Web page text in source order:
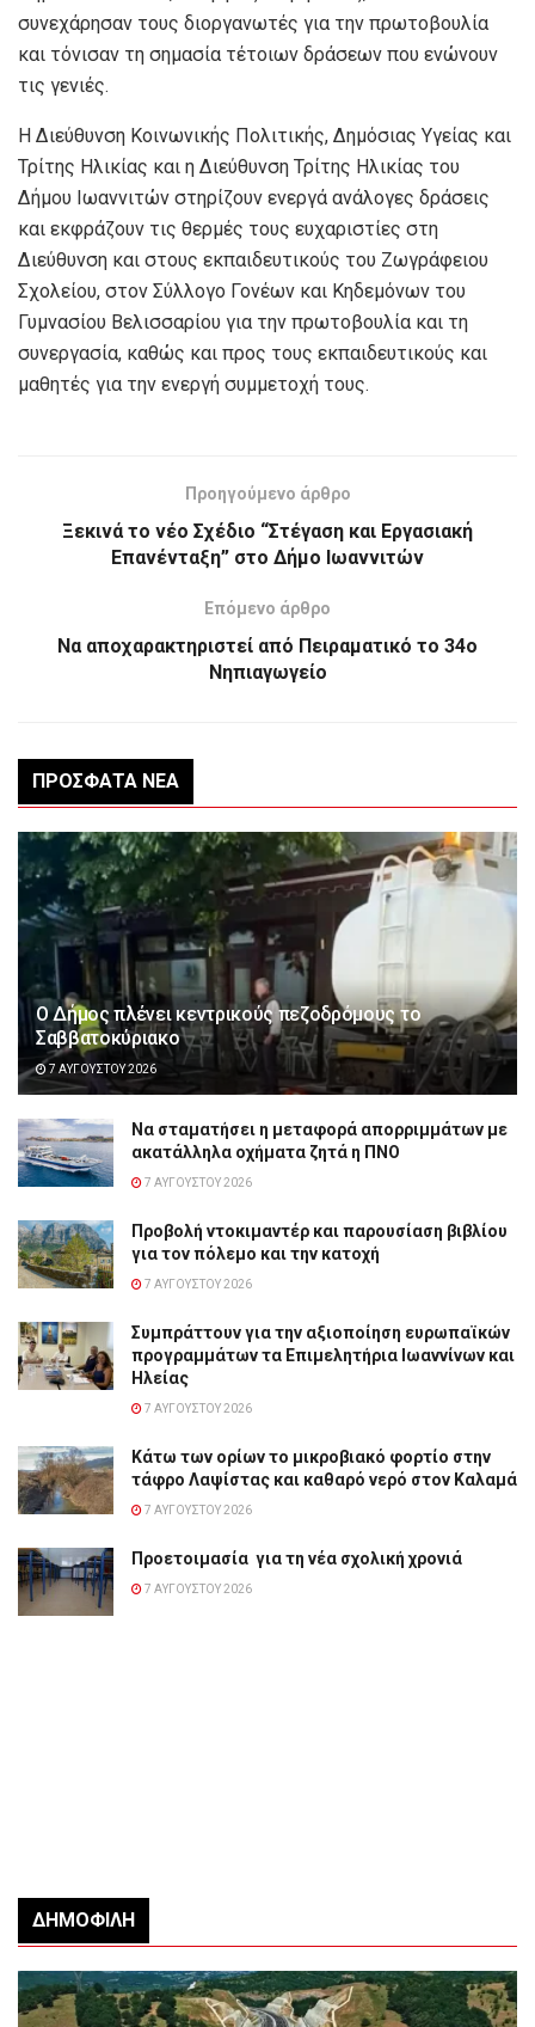
συνεχάρησαν τους διοργανωτές για την πρωτοβουλία
και τόνισαν τη σημασία τέτοιων δράσεων που ενώνουν
τις γενιές.
Η Διεύθυνση Κοινωνικής Πολιτικής, Δημόσιας Υγείας και
Τρίτης Ηλικίας και η Διεύθυνση Τρίτης Ηλικίας του
Δήμου Ιωαννιτών στηρίζουν ενεργά ανάλογες δράσεις
και εκφράζουν τις θερμές τους ευχαριστίες στη
Διεύθυνση και στους εκπαιδευτικούς του Ζωγράφειου
Σχολείου, στον Σύλλογο Γονέων και Κηδεμόνων του
Γυμνασίου Βελισσαρίου για την πρωτοβουλία και τη
συνεργασία, καθώς και προς τους εκπαιδευτικούς και
μαθητές για την ενεργή συμμετοχή τους.
Προηγούμενο άρθρο
Ξεκινά το νέο Σχέδιο “Στέγαση και Εργασιακή
Επανένταξη” στο Δήμο Ιωαννιτών
Επόμενο άρθρο
Να αποχαρακτηριστεί από Πειραματικό το 34ο
Νηπιαγωγείο
ΠΡΌΣΦΑΤΑ ΝΈΑ
Ο Δήμος πλένει κεντρικούς πεζοδρόμους το
Σαββατοκύριακο
7 ΑΥΓΟΎΣΤΟΥ 2026
Να σταματήσει η μεταφορά απορριμμάτων με
ακατάλληλα οχήματα ζητά η ΠΝΟ
7 ΑΥΓΟΎΣΤΟΥ 2026
Προβολή ντοκιμαντέρ και παρουσίαση βιβλίου
για τον πόλεμο και την κατοχή
7 ΑΥΓΟΎΣΤΟΥ 2026
Συμπράττουν για την αξιοποίηση ευρωπαϊκών
προγραμμάτων τα Επιμελητήρια Ιωαννίνων και
Ηλείας
7 ΑΥΓΟΎΣΤΟΥ 2026
Κάτω των ορίων το μικροβιακό φορτίο στην
τάφρο Λαψίστας και καθαρό νερό στον Καλαμά
7 ΑΥΓΟΎΣΤΟΥ 2026
Προετοιμασία για τη νέα σχολική χρονιά
7 ΑΥΓΟΎΣΤΟΥ 2026
ΔΗΜΟΦΙΛΉ